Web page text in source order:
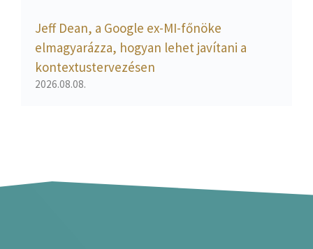
Jeff Dean, a Google ex-MI-főnöke
elmagyarázza, hogyan lehet javítani a
kontextustervezésen
2026.08.08.